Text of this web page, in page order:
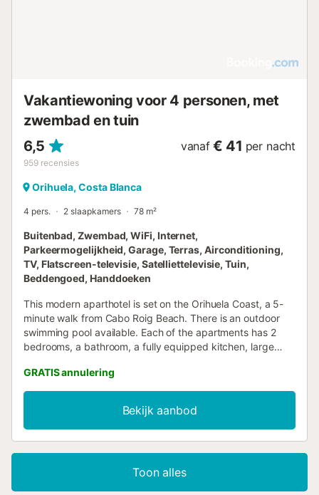
Vakantiewoning voor 4 personen, met
zwembad en tuin
6,5
959 recensies
vanaf € 41 per nacht
Orihuela, Costa Blanca
4 pers. 2 slaapkamers 78 m²
Buitenbad, Zwembad, WiFi, Internet,
Parkeermogelijkheid, Garage, Terras, Airconditioning,
TV, Flatscreen-televisie, Satelliettelevisie, Tuin,
Beddengoed, Handdoeken
This modern aparthotel is set on the Orihuela Coast, a 5-
minute walk from Cabo Roig Beach. There is an outdoor
swimming pool available. Each of the apartments has 2
bedrooms, a bathroom, a fully equipped kitchen, large
GRATIS annulering
Bekijk aanbod
Toon alles